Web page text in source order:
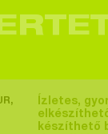
Ízletes,
készíthető